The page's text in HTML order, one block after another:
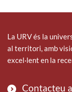
La URV és la
al territori, amb
excel·lent en la
Contacteu